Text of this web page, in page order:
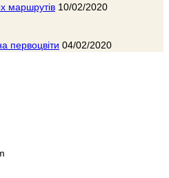
маршрутів 10/02/2020
первоцвіти 04/02/2020